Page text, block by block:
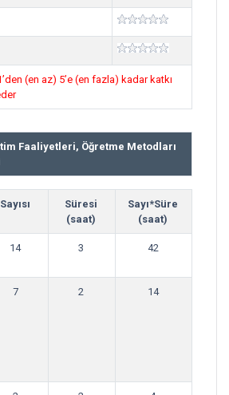
1’den (en az) 5’e (en fazla) kadar katkı
Faaliyetleri, Öğretme Metodları
Sayısı
Süresi
(saat)
Sayı*Süre
(saat)
14 3 42
7 2 14